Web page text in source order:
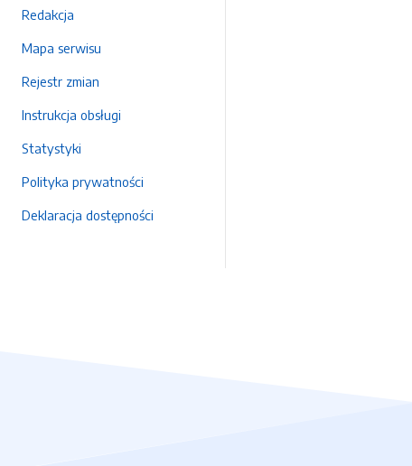
Redakcja
Mapa serwisu
Rejestr zmian
Instrukcja obsługi
Statystyki
Polityka prywatności
Deklaracja dostępności